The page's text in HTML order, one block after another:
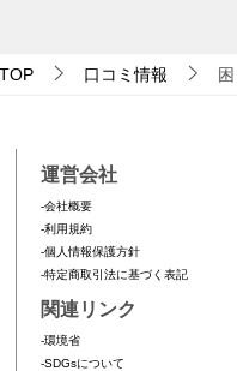
TOP 口コミ情報
運営会社
-会社概要
-利用規約
-個人情報保護方針
-特定商取引法に基づく表記
関連リンク
-環境省
-SDGsについて